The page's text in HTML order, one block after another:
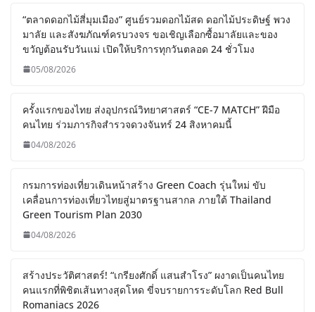
“ตลาดดอกไม้สี่มุมเมือง” ศูนย์รวมดอกไม้สด ดอกไม้ประดิษฐ์ พวง
มาลัย และสังฆภัณฑ์ครบวงจร ขอเชิญเลือกซื้อมาลัยและของ
ขวัญต้อนรับวันแม่ เปิดให้บริการทุกวันตลอด 24 ชั่วโมง
05/08/2026
ครั้งแรกของไทย ส่งอุปกรณ์วิทยาศาสตร์ “CE-7 MATCH” ฝีมือ
คนไทย ร่วมภารกิจสำรวจดวงจันทร์ 24 สิงหาคมนี้
04/08/2026
กรมการท่องเที่ยวเดินหน้าสร้าง Green Coach รุ่นใหม่ ขับ
เคลื่อนการท่องเที่ยวไทยสู่มาตรฐานสากล ภายใต้ Thailand
Green Tourism Plan 2030
04/08/2026
สร้างประวัติศาสตร์! “เกรียงศักดิ์ แสนสำโรง” ผงาดเป็นคนไทย
คนแรกที่พิชิตเส้นทางสุดโหด ขี่จบรายการระดับโลก Red Bull
Romaniacs 2026